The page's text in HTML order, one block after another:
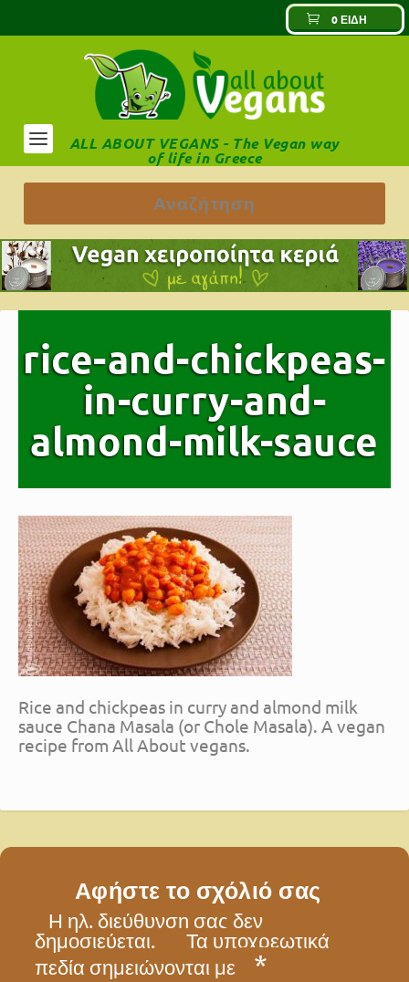
0 ΕΊΔΗ
ALL ABOUT VEGANS - The Vegan way
of life in Greece
rice-and-chickpeas-
in-curry-and-
almond-milk-sauce
Rice and chickpeas in curry and almond milk
sauce Chana Masala (or Chole Masala). A vegan
recipe from All About vegans.
Αφήστε το σχόλιό σας
Η ηλ. διεύθυνση σας δεν
δημοσιεύεται.
Τα υποχρεωτικά
πεδία σημειώνονται με
*